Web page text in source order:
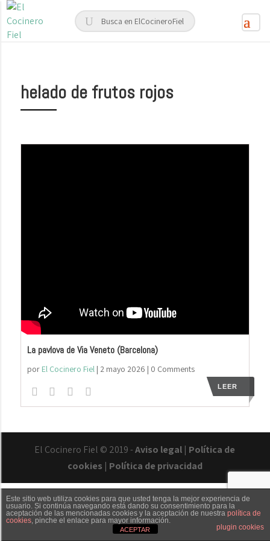
helado de frutos rojos
La pavlova de Via Veneto (Barcelona)
por El Cocinero Fiel| 2 mayo 2026 | 0 Comments
LEER
El Cocinero Fiel © 2019 -Aviso legal | Política de
cookies | Política de privacidad
Txaber Allué Redes sociales Contacto
Este sitio web utiliza cookies para que usted tenga la mejor experiencia de
usuario. Si continúa navegando está dando su consentimiento para la
aceptación de las mencionadas cookies y la aceptación de nuestra política de
cookies, pinche el enlace para mayor información.
plugin cookies
ACEPTAR